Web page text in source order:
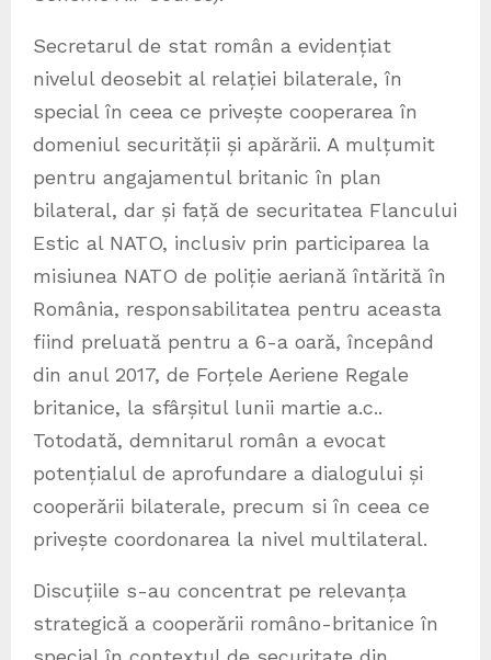
Secretarul de stat român a evidențiat
nivelul deosebit al relației bilaterale, în
special în ceea ce privește cooperarea în
domeniul securității și apărării. A mulțumit
pentru angajamentul britanic în plan
bilateral, dar și față de securitatea Flancului
Estic al NATO, inclusiv prin participarea la
misiunea NATO de poliție aeriană întărită în
România, responsabilitatea pentru aceasta
fiind preluată pentru a 6-a oară, începând
din anul 2017, de Forțele Aeriene Regale
britanice, la sfârșitul lunii martie a.c..
Totodată, demnitarul român a evocat
potențialul de aprofundare a dialogului și
cooperării bilaterale, precum si în ceea ce
privește coordonarea la nivel multilateral.
Discuțiile s-au concentrat pe relevanța
strategică a cooperării româno-britanice în